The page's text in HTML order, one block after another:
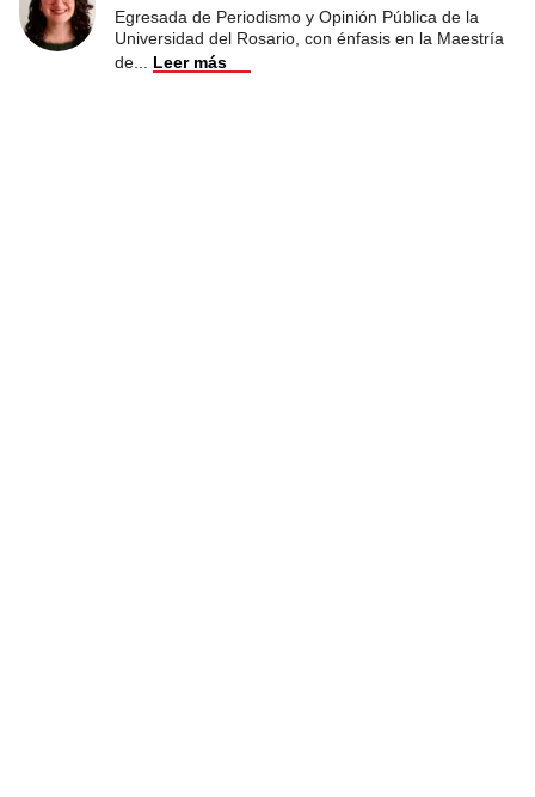
Egresada de Periodismo y Opinión Pública de la
Universidad del Rosario, con énfasis en la Maestría
de
Leer más